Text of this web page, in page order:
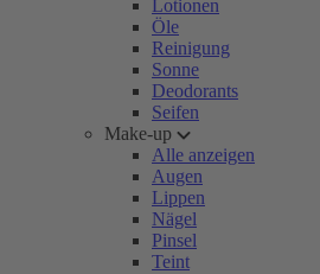
Lotionen
Öle
Reinigung
Sonne
Deodorants
Seifen
Make-up
Alle anzeigen
Augen
Lippen
Nägel
Pinsel
Teint